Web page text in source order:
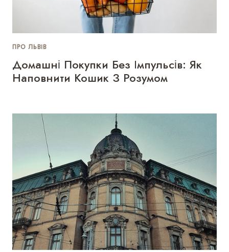
ПРО ЛЬВІВ
Домашні Покупки Без Імпульсів: Як
Наповнити Кошик З Розумом